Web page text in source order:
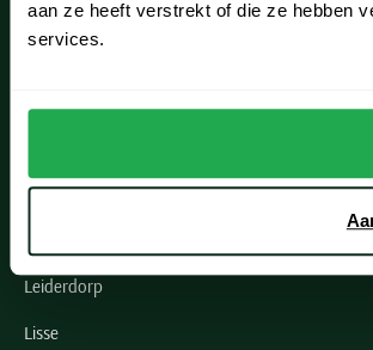
aan ze heeft verstrekt of die ze hebben
services.
Artikelonderhoud
Heemstede
Leiderdorp
Lisse